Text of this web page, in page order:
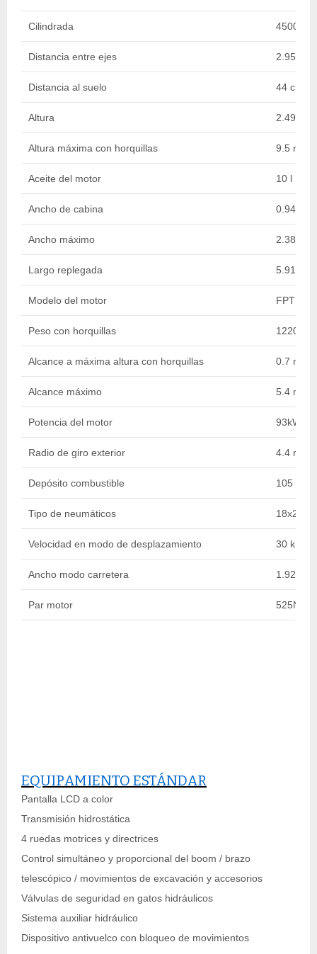
Cilindrada 4500
Distancia entre ejes 2.95 m
Distancia al suelo 44 cm
Altura 2.49 m
Altura máxima con horquillas 9.5 m
Aceite del motor 10 l
Ancho de cabina 0.94 m
Ancho máximo 2.38 m
Largo replegada 5.91 m
Modelo del motor FPT
Peso con horquillas 12200 kg
Alcance a máxima altura con horquillas 0.7 m
Alcance máximo 5.4 m
Potencia del motor 93kW
Radio de giro exterior 4.4 m
Depósito combustible 105 l
Tipo de neumáticos 18x22.5"
Velocidad en modo de desplazamiento 30 km/h
Ancho modo carretera 1.92 m
Par motor 525Nm
EQUIPAMIENTO ESTÁNDAR
Pantalla LCD a color
Transmisión hidrostática
4 ruedas motrices y directrices
Control simultáneo y proporcional del boom / brazo
telescópico / movimientos de excavación y accesorios
Válvulas de seguridad en gatos hidráulicos
Sistema auxiliar hidráulico
Dispositivo antivuelco con bloqueo de movimientos